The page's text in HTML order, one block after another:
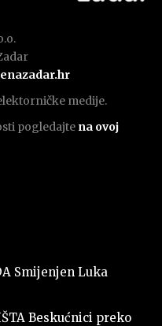
medije.
pogledajte na ovoj
Smijenjen Luka
Beskućnici preko